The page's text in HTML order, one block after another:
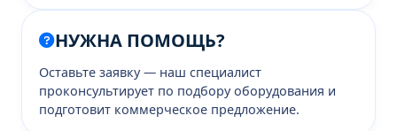
НУЖНА ПОМОЩЬ?
Оставьте заявку — наш специалист
проконсультирует по подбору оборудования и
подготовит коммерческое предложение.